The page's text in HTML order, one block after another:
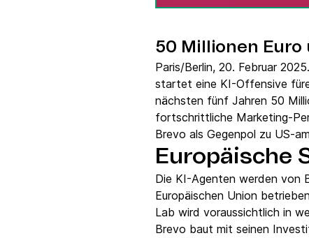
50 Millionen Euro
Paris/Berlin, 20. Februar
startet eine KI-Offensive
nächsten fünf Jahren 50
fortschrittliche Marketing-
Brevo als Gegenpol zu US-
Europäische
Die KI-Agenten werden von
Europäischen Union
Lab wird voraussichtlich in
Brevo baut mit seinen